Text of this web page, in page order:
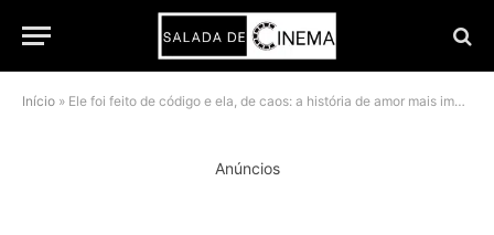
Início » Ele foi feito de código e ela, de caos: a história de amor mais improvável e inteligente no streaming
Anúncios